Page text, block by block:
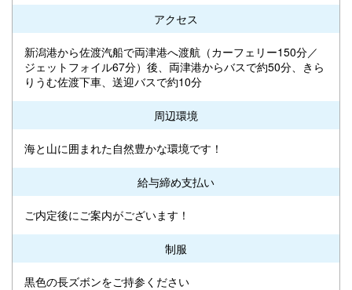
アクセス
新潟港から佐渡汽船で両津港へ渡航（カーフェリー150分／
ジェットフォイル67分）後、両津港からバスで約50分、きら
りうむ佐渡下車、送迎バスで約10分
周辺環境
海と山に囲まれた自然豊かな環境です！
給与締め支払い
ご内定後にご案内がございます！
制服
黒色の長ズボンをご持参ください